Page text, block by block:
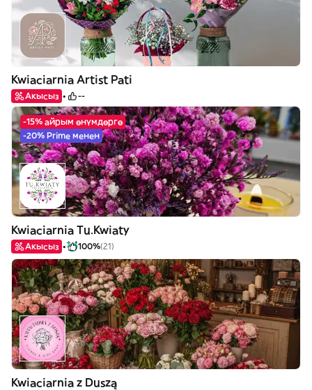
Kwiaciarnia Artist Pati
Акысыз --
-15% айрым өнүмдөргө
-20% Prime менен
Kwiaciarnia Tu.Kwiaty
Акысыз 100%(21)
Kwiaciarnia z Duszą